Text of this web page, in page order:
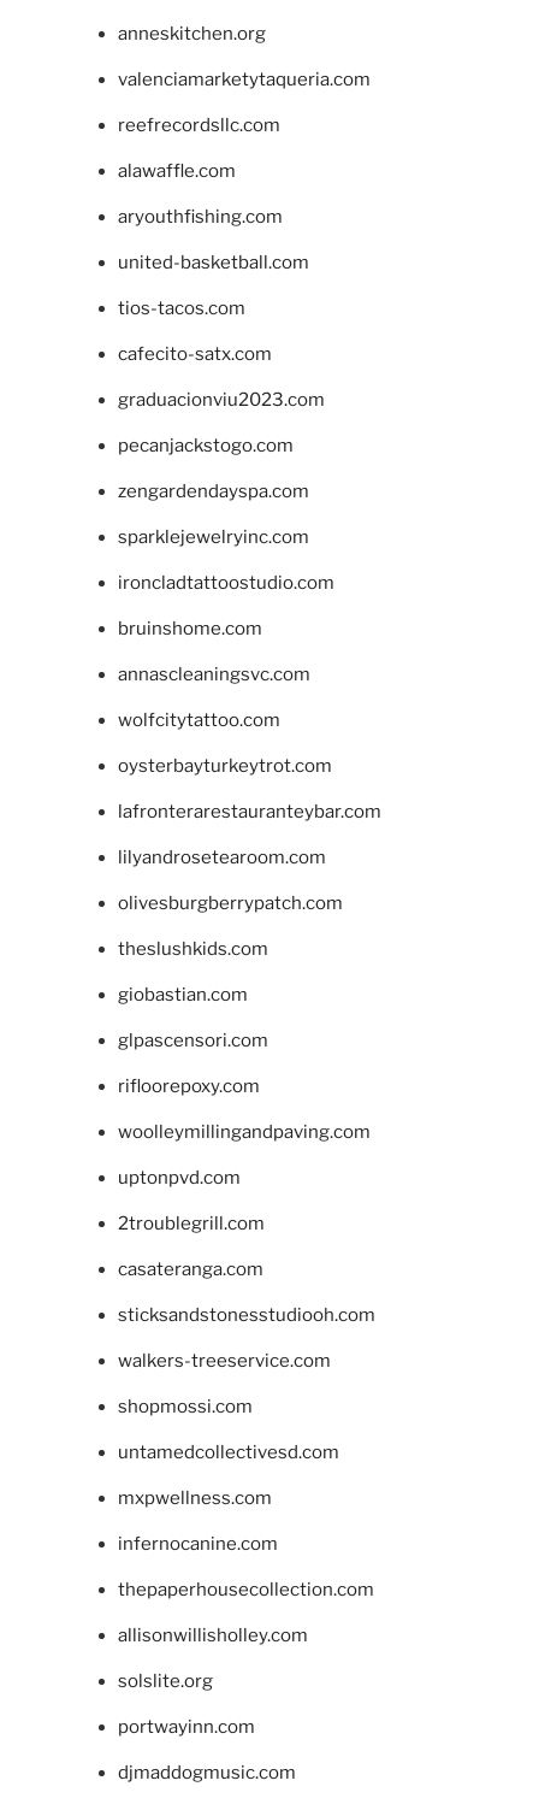
anneskitchen.org
valenciamarketytaqueria.com
reefrecordsllc.com
alawaffle.com
aryouthfishing.com
united-basketball.com
tios-tacos.com
cafecito-satx.com
graduacionviu2023.com
pecanjackstogo.com
zengardendayspa.com
sparklejewelryinc.com
ironcladtattoostudio.com
bruinshome.com
annascleaningsvc.com
wolfcitytattoo.com
oysterbayturkeytrot.com
lafronterarestauranteybar.com
lilyandrosetearoom.com
olivesburgberrypatch.com
theslushkids.com
giobastian.com
glpascensori.com
rifloorepoxy.com
woolleymillingandpaving.com
uptonpvd.com
2troublegrill.com
casateranga.com
sticksandstonesstudiooh.com
walkers-treeservice.com
shopmossi.com
untamedcollectivesd.com
mxpwellness.com
infernocanine.com
thepaperhousecollection.com
allisonwillisholley.com
solslite.org
portwayinn.com
djmaddogmusic.com